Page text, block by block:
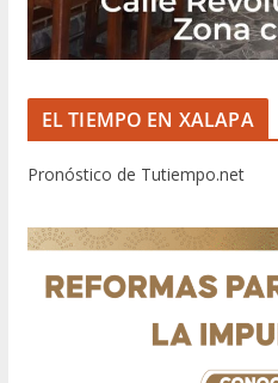
EL TIEMPO EN XALAPA
Pronóstico de Tutiempo.net